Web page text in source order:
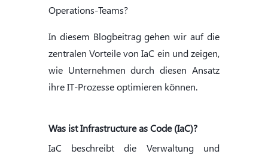
Operations-Teams?
In diesem Blogbeitrag gehen wir auf die
zentralen Vorteile von IaC ein und zeigen,
wie Unternehmen durch diesen Ansatz
ihre IT-Prozesse optimieren können.
Was ist Infrastructure as Code (IaC)?
IaC beschreibt die Verwaltung und